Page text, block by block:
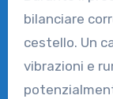
bilanciare
cestello. Un
vibrazioni e